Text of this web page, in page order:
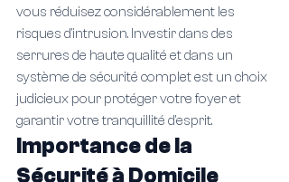
vous réduisez considérablement les
risques d'intrusion. Investir dans des
serrures de haute qualité et dans un
système de sécurité complet est un choix
judicieux pour protéger votre foyer et
garantir votre tranquillité d'esprit.
Importance de la
Sécurité à Domicile